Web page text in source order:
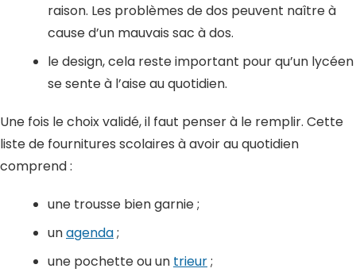
raison. Les problèmes de dos peuvent naître à
cause d’un mauvais sac à dos.
le design, cela reste important pour qu’un lycéen
se sente à l’aise au quotidien.
Une fois le choix validé, il faut penser à le remplir. Cette
liste de fournitures scolaires à avoir au quotidien
comprend :
une trousse bien garnie ;
unagenda;
une pochette ou un trieur;